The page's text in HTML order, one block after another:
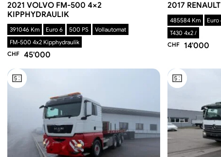
2021 VOLVO FM-500 4×2
KIPPHYDRAULIK
391046 Km Euro 6 500 PS
Vollautomat
FM-500 4x2 Kipphydraulik
CHF 45'000
2017
485584 Km Euro
T430 4x2 /
CHF
14'000